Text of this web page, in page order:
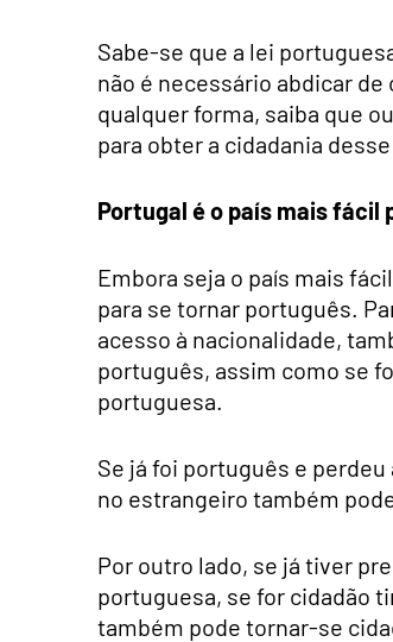
Sabe-se que a lei
não é necessário abdicar
qualquer forma, saiba que
para obter a cidadania
Portugal é o país mais fácil
Embora seja o país mais
para se tornar português.
acesso à nacionalidade,
português, assim como se
portuguesa.
Se já foi português e
no estrangeiro também
Por outro lado, se já tiver
portuguesa, se for cidadão
também pode tornar-se